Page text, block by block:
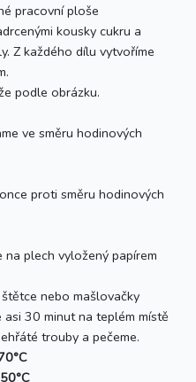
pracovní ploše
kousky cukru a
Z každého dílu vytvoříme
podle obrázku.
ve směru hodinových
proti směru hodinových
plech vyložený papírem
nebo mašlovačky
asi 30 minut na teplém místě
trouby a pečeme.